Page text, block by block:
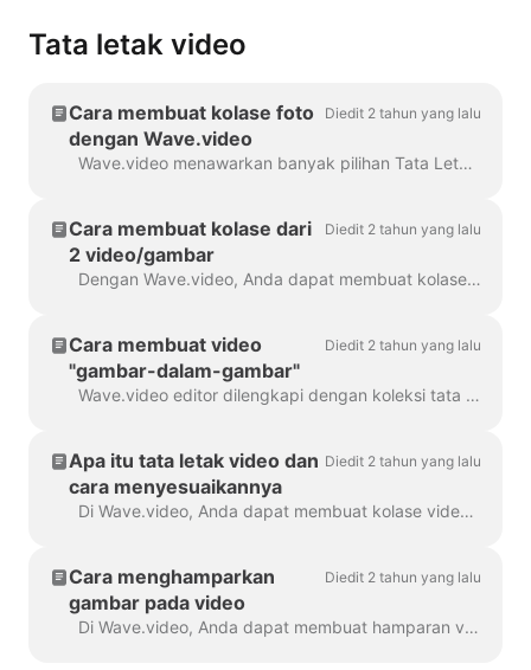
Tata letak video
Cara membuat kolase foto
dengan Wave.video
Diedit 2 tahun yang lalu
Wave.video menawarkan banyak pilihan Tata Letak - kumpulan bingkai, topeng, dan kisi - yang memungkinkan Anda untuk menggabungkan beberapa visual dalam satu pemandangan...
Cara membuat kolase dari
2 video/gambar
Diedit 2 tahun yang lalu
Dengan Wave.video, Anda dapat membuat kolase yang indah dari video dan gambar menggunakan Tata Letak. Tata letak terdiri dari kumpulan berbagai kisi dan topeng yang...
Cara membuat video
"gambar-dalam-gambar"
Diedit 2 tahun yang lalu
Wave.video editor dilengkapi dengan koleksi tata letak yang memungkinkan Anda menggabungkan beberapa klip video atau gambar. Jika Anda ingin membuat video "gambar-dalam-gambar"...
Apa itu tata letak video dan
cara menyesuaikannya
Diedit 2 tahun yang lalu
Di Wave.video, Anda dapat membuat kolase video Anda sendiri menggunakan fitur praktis - tata letak video. Tata letak video adalah cara untuk menampilkan elemen visual Anda ...
Cara menghamparkan
gambar pada video
Diedit 2 tahun yang lalu
Di Wave.video, Anda dapat membuat hamparan video. Berikut cara melakukannya. Overlay video adalah gambar atau video yang dapat Anda tambahkan ke video Anda (atau lebih baik lagi...